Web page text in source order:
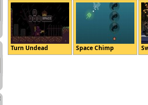
Turn Undead Space Chimp